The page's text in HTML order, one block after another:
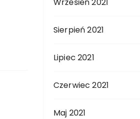
Sierpień 2021
Lipiec 2021
Czerwiec 2021
Maj 2021